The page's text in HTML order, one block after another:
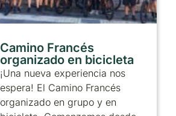
Camino Francés
organizado en bicicleta
¡Una nueva experiencia nos
espera! El Camino Francés
organizado en grupo y en